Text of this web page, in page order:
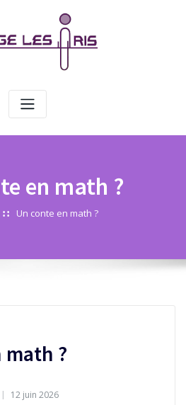
en math ?
Un conte en math ?
math ?
12 juin 2026